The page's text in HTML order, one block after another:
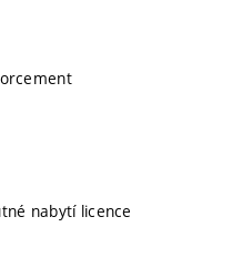
nabytí licence